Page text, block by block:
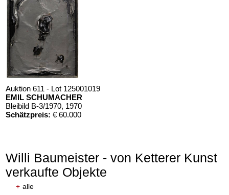
Auktion 611 - Lot 125001019
EMIL SCHUMACHER
Bleibild B-3/1970, 1970
Schätzpreis: € 60.000
Willi Baumeister - von Ketterer Kunst
verkaufte Objekte
+ alle